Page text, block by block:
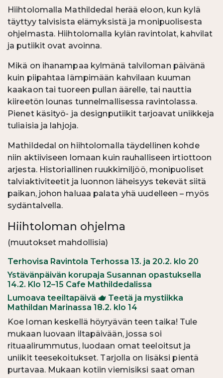
Hiihtolomalla Mathildedal herää eloon, kun kylä
täyttyy talvisista elämyksistä ja monipuolisesta
ohjelmasta. Hiihtolomalla kylän ravintolat, kahvilat
ja putiikit ovat avoinna.
Mikä on ihanampaa kylmänä talviloman päivänä
kuin piipahtaa lämpimään kahvilaan kuuman
kaakaon tai tuoreen pullan äärelle, tai nauttia
kiireetön lounas tunnelmallisessa ravintolassa.
Pienet käsityö- ja designputiikit tarjoavat uniikkeja
tuliaisia ja lahjoja.
Mathildedal on hiihtolomalla täydellinen kohde
niin aktiiviseen lomaan kuin rauhalliseen irtiottoon
arjesta. Historiallinen ruukkimiljöö, monipuoliset
talviaktiviteetit ja luonnon läheisyys tekevät siitä
paikan, johon haluaa palata yhä uudelleen – myös
sydäntalvella.
Hiihtoloman ohjelma
(muutokset mahdollisia)
Terhovisa Ravintola Terhossa 13. ja 20.2. klo 20
Ystävänpäivän korupaja Susannan opastuksella
14.2. Klo 12–15 Cafe Mathildedalissa
Lumoava teeiltapäivä 🫖 Teetä ja mystiikka
Mathildan Marinassa 18.2. klo 14
Koe loman keskellä höyryävän teen taika! Tule
mukaan luovaan iltapäivään, jossa soi
rituaalirummutus, luodaan omat teeloitsut ja
uniikit teesekoitukset. Tarjolla on lisäksi pientä
purtavaa. Mukaan kotiin viemisiksi saat oman